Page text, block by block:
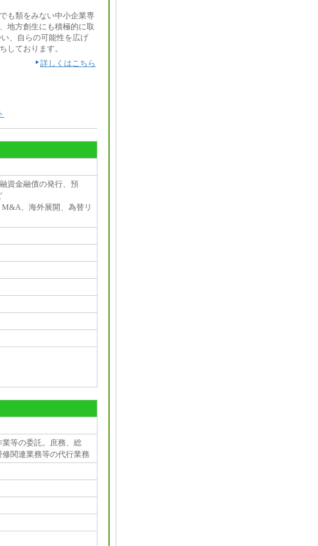
も類をみない中小企業専
地方創生にも積極的に取
、自らの可能性を広げ
しております。
詳しくはこちら
資金融債の発行、預
、海外展開、為替リ
等の委託。庶務、総
関連業務等の代行業務